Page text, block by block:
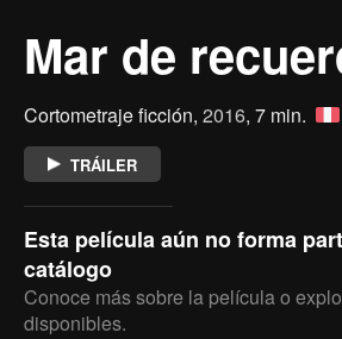
Mar de
Cortometraje ficción, 2016, 7 min.
TRÁILER
Esta película aún no forma
catálogo
Conoce más sobre la película o
disponibles.